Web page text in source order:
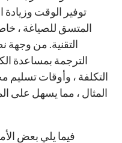
توفير الوقت وزيادة
المتسق للصياغة ،
التقنية. من وجهة
الترجمة بمساعدة
التكلفة ، وأوقات
المثال ، مما يسهل على
فيما يلي بعض